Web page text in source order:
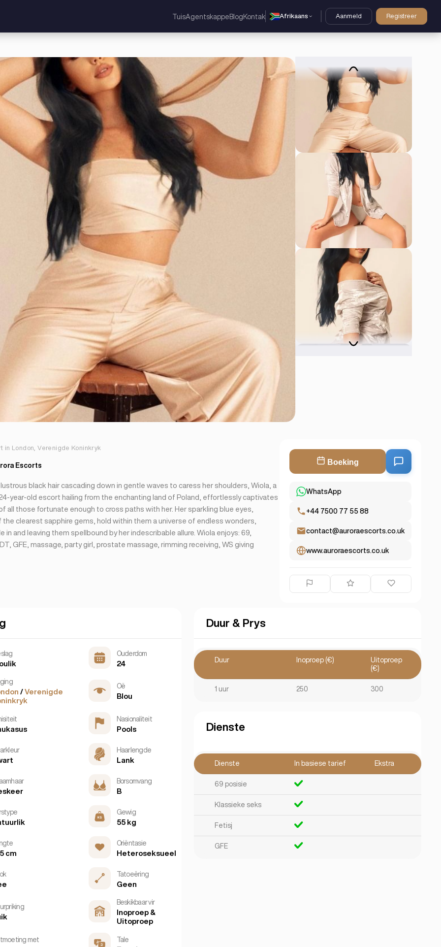
TuisAgentskappe Blog Kontak Afrikaans Aanmeld Registreer
in London, Verenigde Koninkryk
Escorts
black hair cascading down in gentle waves to caress her shoulders, Wiola, a
year-old escort hailing from the enchanting land of Poland, effortlessly captivates
all those fortunate enough to cross paths with her. Her sparkling blue eyes,
clearest sapphire gems, hold within them a universe of endless wonders,
in and leaving them spellbound by her indescribable allure. Wiola enjoys: 69,
GFE, massage, party girl, prostate massage, rimming receiving, WS giving
Boeking
WhatsApp
+44 7500 77 55 88
contact@auroraescorts.co.uk
www.auroraescorts.co.uk
Ouderdom
24
/ Verenigde
Oë
Blou
Nasionaliteit
Pools
Haarlengde
Lank
Borsomvang
B
Gewig
55 kg
cm
Oriëntasie
Heteroseksueel
Tatoeëring
Geen
Beskikbaar vir
Inoproep &
Uitoproep
met Tale
Duur & Prys
Duur Inoproep (€)
Uitoproep
(€)
1 uur 250 300
Dienste
Dienste In basiese tarief Ekstra
69 posisie
Klassieke seks
Fetisj
GFE